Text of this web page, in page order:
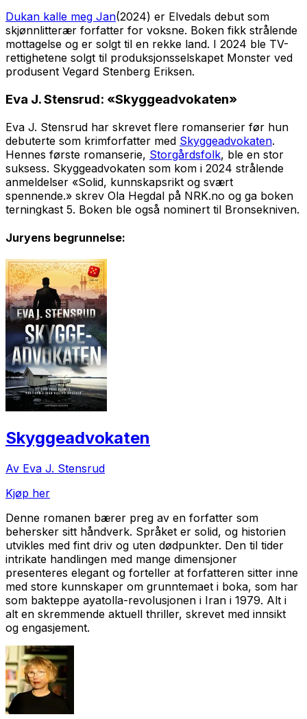
Dukan kalle meg Jan(2024) er Elvedals debut som
skjønnlitterær forfatter for voksne. Boken fikk strålende
mottagelse og er solgt til en rekke land. I 2024 ble TV-
rettighetene solgt til produksjonsselskapet Monster ved
produsent Vegard Stenberg Eriksen.
Eva J. Stensrud: «Skyggeadvokaten»
Eva J. Stensrud har skrevet flere romanserier før hun
debuterte som krimforfatter med Skyggeadvokaten.
Hennes første romanserie, Storgårdsfolk, ble en stor
suksess. Skyggeadvokaten som kom i 2024 strålende
anmeldelser «Solid, kunnskapsrikt og svært
spennende.» skrev Ola Hegdal på NRK.no og ga boken
terningkast 5. Boken ble også nominert til Bronsekniven.
Juryens begrunnelse:
Skyggeadvokaten
Av Eva J. Stensrud
Kjøp her
Denne romanen bærer preg av en forfatter som
behersker sitt håndverk. Språket er solid, og historien
utvikles med fint driv og uten dødpunkter. Den til tider
intrikate handlingen med mange dimensjoner
presenteres elegant og forteller at forfatteren sitter inne
med store kunnskaper om grunntemaet i boka, som har
som bakteppe ayatolla-revolusjonen i Iran i 1979. Alt i
alt en skremmende aktuell thriller, skrevet med innsikt
og engasjement.